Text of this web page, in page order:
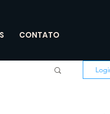
CONTATO